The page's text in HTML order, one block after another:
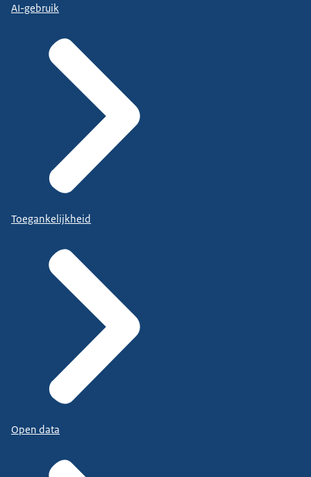
AI-gebruik
Toegankelijkheid
Open data